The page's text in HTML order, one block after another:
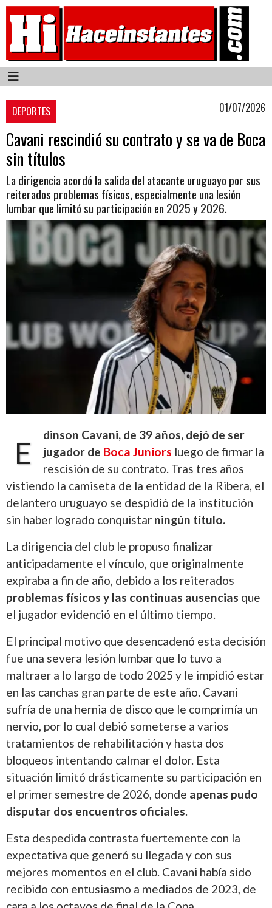
DEPORTES 01/07/2026
Cavani rescindió su contrato y se va de Boca
sin títulos
La dirigencia acordó la salida del atacante uruguayo por sus
reiterados problemas físicos, especialmente una lesión
lumbar que limitó su participación en 2025 y 2026.
E
dinson Cavani, de 39 años, dejó de ser
jugador de Boca Juniors luego de firmar la
rescisión de su contrato. Tras tres años
vistiendo la camiseta de la entidad de la Ribera, el
delantero uruguayo se despidió de la institución
sin haber logrado conquistar ningún título.
La dirigencia del club le propuso finalizar
anticipadamente el vínculo, que originalmente
expiraba a fin de año, debido a los reiterados
problemas físicos y las continuas ausencias que
el jugador evidenció en el último tiempo.
El principal motivo que desencadenó esta decisión
fue una severa lesión lumbar que lo tuvo a
maltraer a lo largo de todo 2025 y le impidió estar
en las canchas gran parte de este año. Cavani
sufría de una hernia de disco que le comprimía un
nervio, por lo cual debió someterse a varios
tratamientos de rehabilitación y hasta dos
bloqueos intentando calmar el dolor. Esta
situación limitó drásticamente su participación en
el primer semestre de 2026, donde apenas pudo
disputar dos encuentros oficiales.
Esta despedida contrasta fuertemente con la
expectativa que generó su llegada y con sus
mejores momentos en el club. Cavani había sido
recibido con entusiasmo a mediados de 2023, de